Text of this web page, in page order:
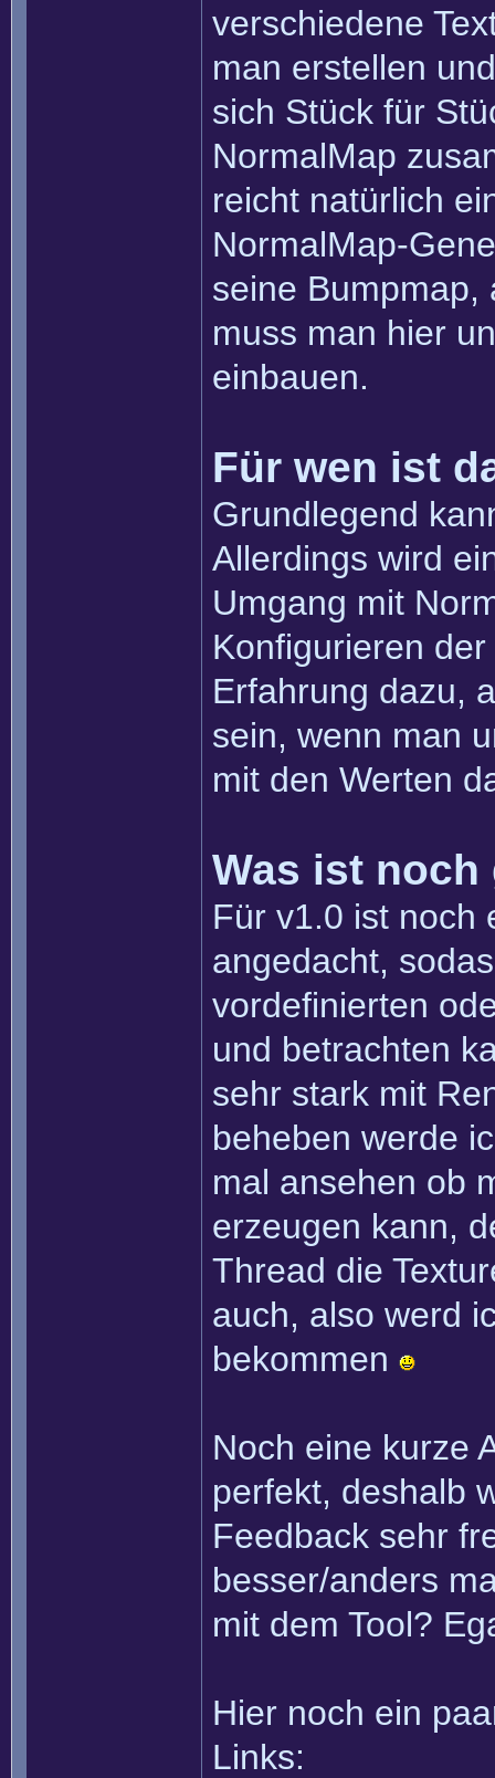
verschiedene
man erstellen
sich Stück für
NormalMap
reicht natürlich
NormalMap-
seine Bumpmap,
muss man hier
einbauen.
Für wen ist
Grundlegend
Allerdings wird
Umgang mit
Konfigurieren
Erfahrung dazu,
sein, wenn man
mit den Werten
Was ist noch
Für v1.0 ist noch
angedacht,
vordefinierten
und betrachten
sehr stark mit
beheben werde
mal ansehen ob
erzeugen kann,
Thread die
auch, also werd
bekommen
Noch eine kurze
perfekt, deshalb
Feedback sehr
besser/anders
mit dem Tool?
Hier noch ein
Links: